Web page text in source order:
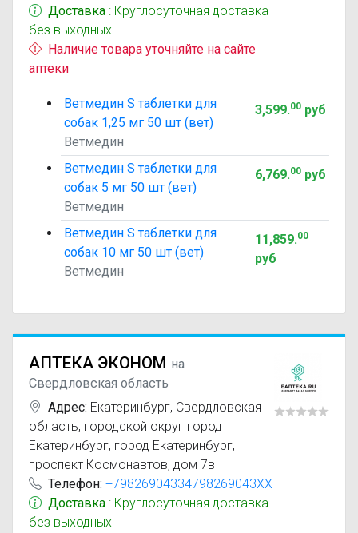
Доставка : Круглосуточная доставка
без выходных
Наличие товара уточняйте на сайте
аптеки
Ветмедин S таблетки для
собак 1,25 мг 50 шт (вет)
Ветмедин
3,599.00руб
Ветмедин S таблетки для
собак 5 мг 50 шт (вет)
Ветмедин
6,769.00руб
Ветмедин S таблетки для
собак 10 мг 50 шт (вет)
Ветмедин
11,859.00
руб
АПТЕКА ЭКОНОМ на
Свердловская область
Адрес: Екатеринбург, Свердловская
область, городской округ город
Екатеринбург, город Екатеринбург,
проспект Космонавтов, дом 7в
Телефон: +79826904334798269043XX
Доставка : Круглосуточная доставка
без выходных